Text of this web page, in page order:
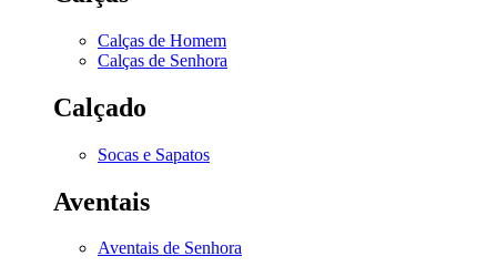
Calças de Homem
Calças de Senhora
Calçado
Socas e Sapatos
Aventais
Aventais de Senhora